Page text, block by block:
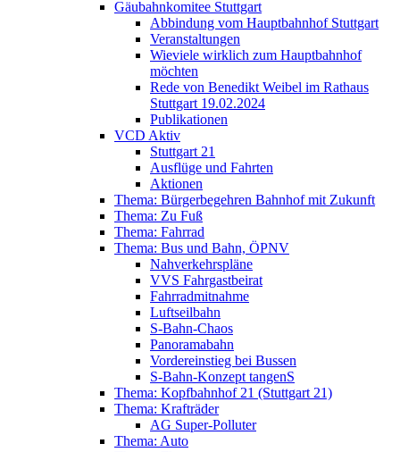
Gäubahnkomitee Stuttgart
Abbindung vom Hauptbahnhof Stuttgart
Veranstaltungen
Wieviele wirklich zum Hauptbahnhof
möchten
Rede von Benedikt Weibel im Rathaus
Stuttgart 19.02.2024
Publikationen
VCD Aktiv
Stuttgart 21
Ausflüge und Fahrten
Aktionen
Thema: Bürgerbegehren Bahnhof mit Zukunft
Thema: Zu Fuß
Thema: Fahrrad
Thema: Bus und Bahn, ÖPNV
Nahverkehrspläne
VVS Fahrgastbeirat
Fahrradmitnahme
Luftseilbahn
S-Bahn-Chaos
Panoramabahn
Vordereinstieg bei Bussen
S-Bahn-Konzept tangenS
Thema: Kopfbahnhof 21 (Stuttgart 21)
Thema: Krafträder
AG Super-Polluter
Thema: Auto